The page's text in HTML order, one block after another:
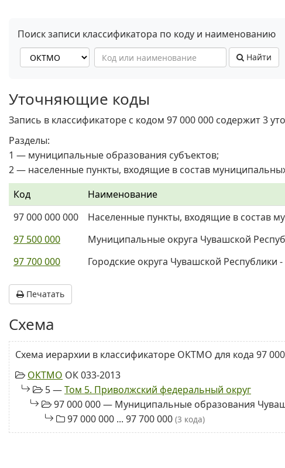
Поиск записи классификатора по коду и наименованию
Найти
Уточняющие коды
Запись в классификаторе с кодом 97 000 000 содержит 3
Разделы:
1 — муниципальные образования субъектов;
2 — населенные пункты, входящие в состав
Код
Наименование
97 000 000 000
Населенные пункты, входящие в состав
97 500 000
Муниципальные округа Чувашской
97 700 000
Городские округа Чувашской Республики
Печатать
Схема
Схема иерархии в классификаторе ОКТМО для кода 97
ОКТМО ОК 033-2013
5 —Том 5. Приволжский федеральный округ
97 000 000 — Муниципальные образования
97 000 000 ... 97 700 000 (3 кода)